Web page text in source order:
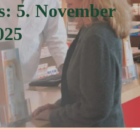
5. November